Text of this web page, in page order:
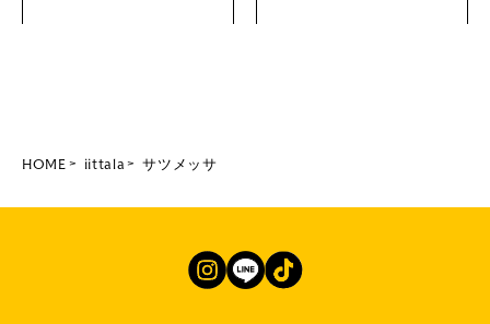
HOME iittala サツメッサ